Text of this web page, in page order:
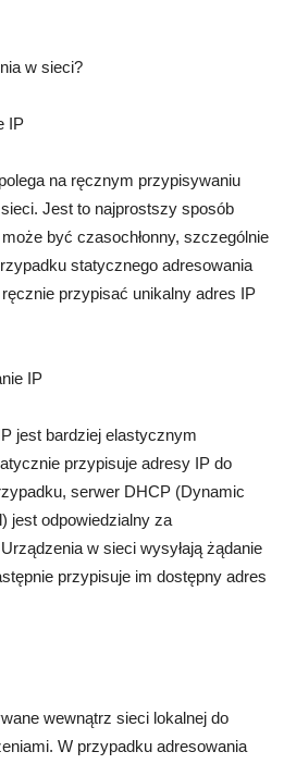
w sieci?
IP
na ręcznym przypisywaniu
Jest to najprostszy sposób
być czasochłonny, szczególnie
statycznego adresowania
przypisać unikalny adres IP
IP
jest bardziej elastycznym
przypisuje adresy IP do
serwer DHCP (Dynamic
jest odpowiedzialny za
w sieci wysyłają żądanie
przypisuje im dostępny adres
wewnątrz sieci lokalnej do
W przypadku adresowania